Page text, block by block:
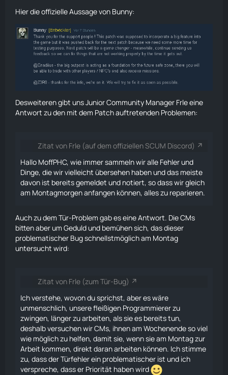
Hier die offizielle Aussage von Bunny:
Desweiteren gibt uns Junior Community Manager Frle eine
Antwort zu den mit dem Patch auftretenden Problemen:
Zitat von Frle (auf dem offiziellen SCUM Discord)
Hallo MoffPHC, wie immer sammeln wir alle Fehler und
Dinge, die wir vielleicht übersehen haben und das meiste
davon ist bereits gemeldet und notiert, so dass wir gleich
am Montagmorgen anfangen können, alles zu reparieren.
Auch zu dem Tür-Problem gab es eine Antwort. Die CMs
bitten aber um Geduld und bemühen sich, das dieser
problematischer Bug schnellstmöglich am Montag
untersucht wird:
Zitat von Frle (zum Tür-Bug)
Ich verstehe, wovon du sprichst, aber es wäre
unmenschlich, unsere fleißigen Programmierer zu
zwingen, länger zu arbeiten, als sie es bereits tun,
deshalb versuchen wir CMs, ihnen am Wochenende so viel
wie möglich zu helfen, damit sie, wenn sie am Montag zur
Arbeit kommen, direkt daran arbeiten können. Ich stimme
zu, dass der Türfehler ein problematischer ist und ich
verspreche, dass er Priorität haben wird